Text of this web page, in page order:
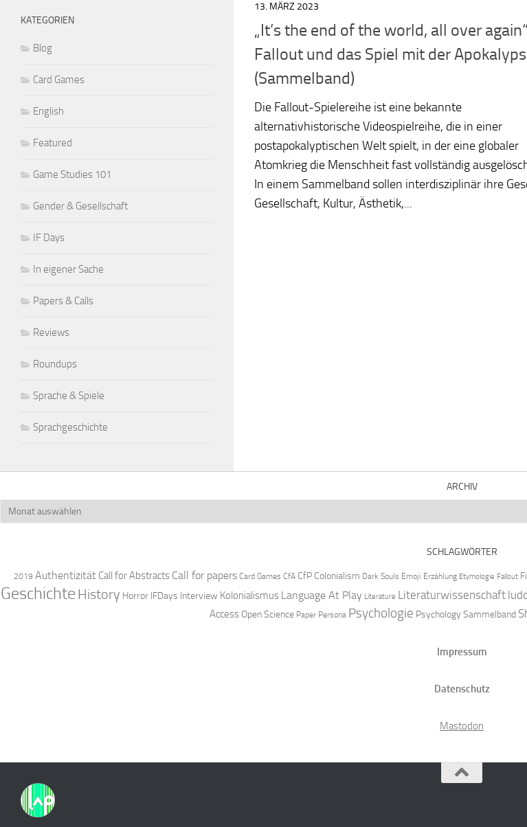
13. MÄRZ 2023
„It’s the end of the world, all over
Fallout und das Spiel mit der
(Sammelband)
Die Fallout-Spielereihe ist eine bekannte
alternativhistorische Videospielreihe, die in einer
postapokalyptischen Welt spielt, in der eine globaler
Atomkrieg die Menschheit fast vollständig
In einem Sammelband sollen interdisziplinär ihre
Gesellschaft, Kultur, Ästhetik,...
KATEGORIEN
Blog
Card Games
English
Featured
Game Studies 101
Gender & Gesellschaft
IF Days
In eigener Sache
Papers & Calls
Reviews
Roundups
Sprache & Spiele
Sprachgeschichte
ARCHIV
Archiv
SCHLAGWÖRTER
2019 Authentizität Call for Abstracts Call for papers Card Games CfA CfP Colonialism Dark Souls Emoji Erzählung Etymologie Fallout
Geschichte History Horror IFDays Interview Kolonialismus Language At Play Literature Literaturwissenschaft
Access Open Science Paper Persona Psychologie PsychologySammelband
Impressum
Datenschutz
Mastodon